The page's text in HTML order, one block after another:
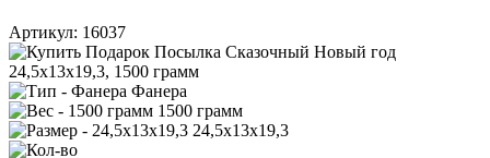
Артикул: 16037
Фанера
1500 грамм
24,5x13x19,3